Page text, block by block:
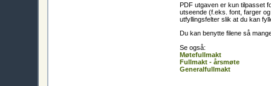
PDF utgaven er kun tilpasset
utseende (f.eks. font, farger
utfyllingsfelter slik at du kan
Du kan benytte filene så
Se også:
Møtefullmakt
Fullmakt - årsmøte
Generalfullmakt